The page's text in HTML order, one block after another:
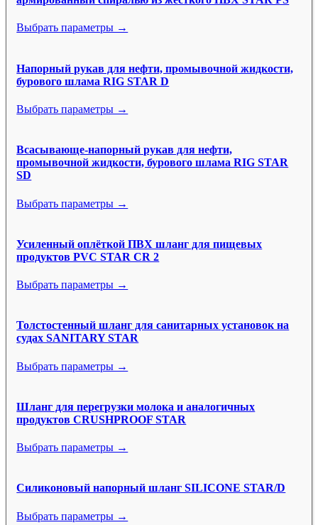
Выбрать параметры →
Напорный рукав для нефти, промывочной жидкости,
бурового шлама RIG STAR D
Выбрать параметры →
Всасывающе-напорный рукав для нефти,
промывочной жидкости, бурового шлама RIG STAR
SD
Выбрать параметры →
Усиленный оплёткой ПВХ шланг для пищевых
продуктов PVC STAR CR 2
Выбрать параметры →
Толстостенный шланг для санитарных установок на
судах SANITARY STAR
Выбрать параметры →
Шланг для перегрузки молока и аналогичных
продуктов CRUSHPROOF STAR
Выбрать параметры →
Силиконовый напорный шланг SILICONE STAR/D
Выбрать параметры →